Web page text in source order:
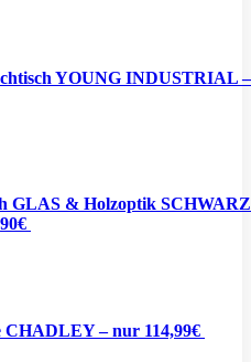
YOUNG INDUSTRIAL
GLAS & Holzoptik
CHADLEY – nur 114,99€